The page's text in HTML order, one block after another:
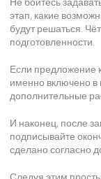
этап, какие
будут решаться.
подготовленности.
Если предложение
именно включено в
дополнительные
И наконец, после
подписывайте
сделано согласно
Следуя этим